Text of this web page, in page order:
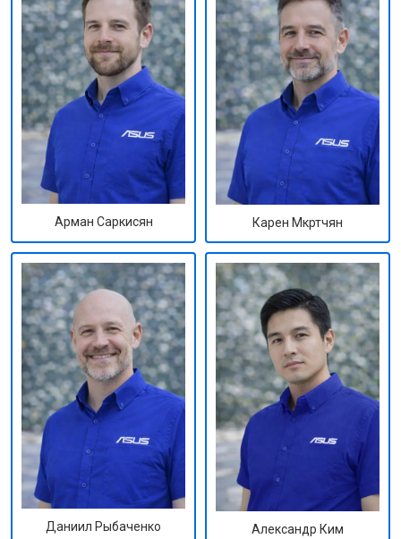
Арман Саркисян Карен Мкртчян
Даниил Рыбаченко Александр Ким